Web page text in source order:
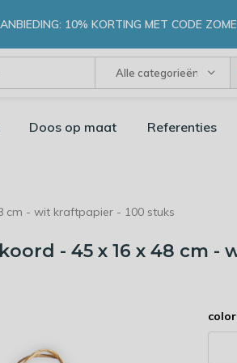
Alle categorieën
10% KORTING MET CODE
Doos op maat Referenties
cm - wit kraftpapier - 100 stuks
- 45 x 16 x 48 cm -